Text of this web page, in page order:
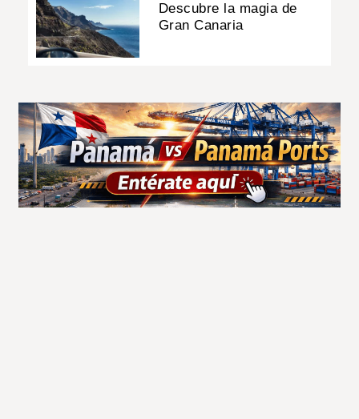
Descubre la magia de
Gran Canaria